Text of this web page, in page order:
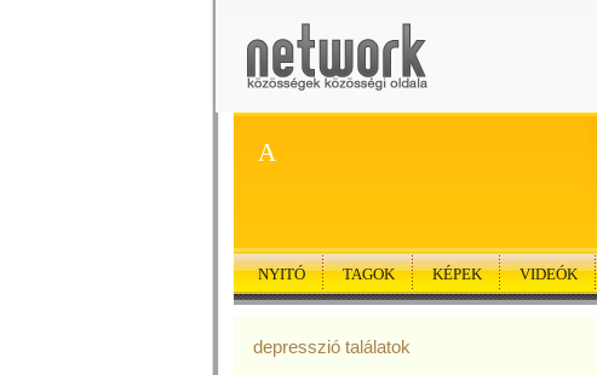
A
NYITÓ TAGOK KÉPEK VIDEÓK
depresszió találatok